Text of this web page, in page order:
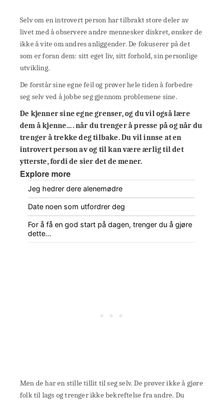
Selv om en introvert person har tilbrakt store deler av
livet med å observere andre mennesker diskret, ønsker de
ikke å vite om andres anliggender. De fokuserer på det
som er foran dem: sitt eget liv, sitt forhold, sin personlige
utvikling.
De forstår sine egne feil og prøver hele tiden å forbedre
seg selv ved å jobbe seg gjennom problemene sine.
De kjenner sine egne grenser, og du vil også lære
dem å kjenne…. når du trenger å presse på og når du
trenger å trekke deg tilbake. Du vil innse at en
introvert person av og til kan være ærlig til det
ytterste, fordi de sier det de mener.
Explore more
Jeg hedrer dere alenemødre
Date noen som utfordrer deg
For å få en god start på dagen, trenger du å gjøre
dette…
Men de har en stille tillit til seg selv. De prøver ikke å gjøre
folk til lags og trenger ikke bekreftelse fra andre. Du